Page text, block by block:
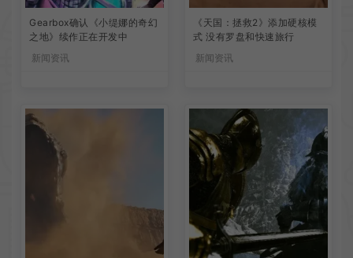
Gearbox确认《小缇娜的奇幻
之地》续作正在开发中
新闻资讯
《天国：拯救2》添加硬核模
式 没有罗盘和快速旅行
新闻资讯